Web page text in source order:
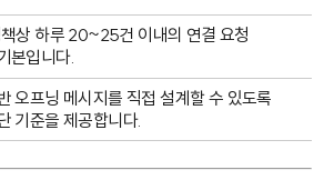
상 하루 20~25건 이내의 연결 요청
본입니다.
오프닝 메시지를 직접 설계할 수 있도록
기준을 제공합니다.